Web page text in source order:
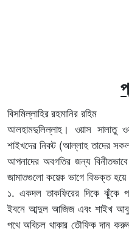
বিসমিল্লাহির রহমানির রহিম
আলহামদুলিল্লাহ। ওয়াস সালাতু
শাইখদের নিকট (আল্লাহ তাদের
আপনাদের অবগতির জন্য
জামাতগুলো কয়েক ভাগে বিভক্ত হয়ে
১. একদল তাকফিরের দিকে ঝুঁকে
ইবনে আব্দুল আজিজ এবং শাইখ আবু
পথে অবিচল থাকার তৌফিক দান